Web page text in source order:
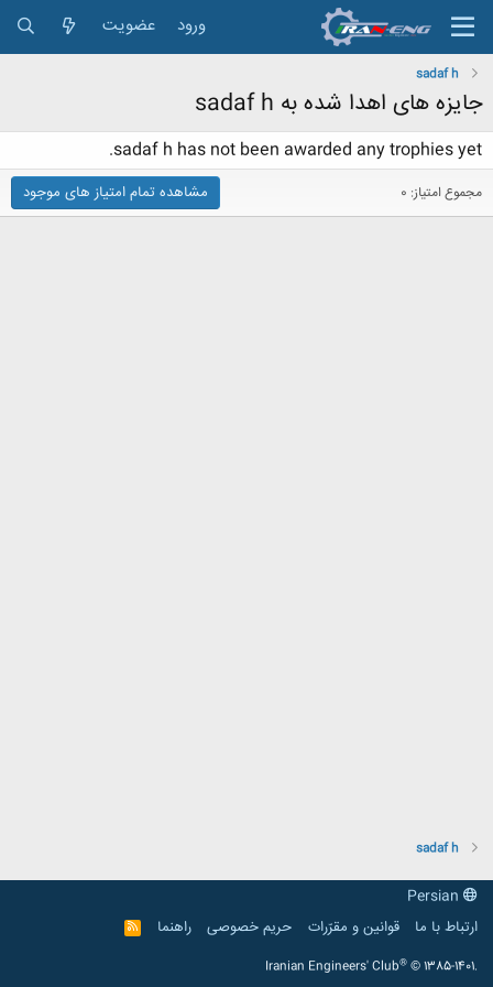
ورود عضویت
sadaf h
جایزه های اهدا شده به sadaf h
sadaf h has not been awarded any trophies yet.
مجموع امتیاز: 0 مشاهده تمام امتیاز های موجود
sadaf h
ارتباط با ما
قوانین و مقرّرات حریم خصوصی راهنما
R
S
Iranian Engineers' Club® © 1385-1401.